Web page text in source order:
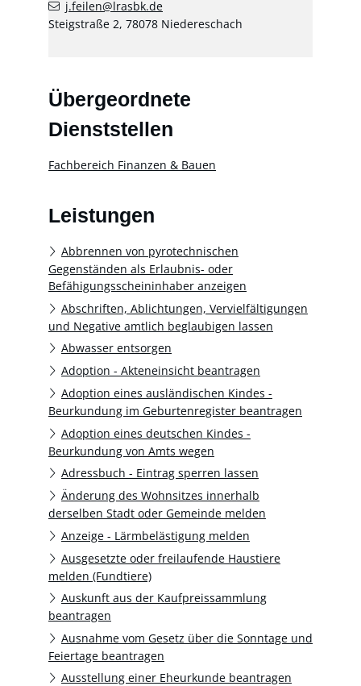
j.feilen@lrasbk.de
Steigstraße 2, 78078 Niedereschach
Übergeordnete
Dienststellen
Fachbereich Finanzen & Bauen
Leistungen
Abbrennen von pyrotechnischen
Gegenständen als Erlaubnis- oder
Befähigungsscheininhaber anzeigen
Abschriften, Ablichtungen, Vervielfältigungen
und Negative amtlich beglaubigen lassen
Abwasser entsorgen
Adoption - Akteneinsicht beantragen
Adoption eines ausländischen Kindes -
Beurkundung im Geburtenregister beantragen
Adoption eines deutschen Kindes -
Beurkundung von Amts wegen
Adressbuch - Eintrag sperren lassen
Änderung des Wohnsitzes innerhalb
derselben Stadt oder Gemeinde melden
Anzeige - Lärmbelästigung melden
Ausgesetzte oder freilaufende Haustiere
melden (Fundtiere)
Auskunft aus der Kaufpreissammlung
beantragen
Ausnahme vom Gesetz über die Sonntage und
Feiertage beantragen
Ausstellung einer Eheurkunde beantragen